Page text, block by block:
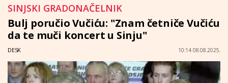
SINJSKI GRADONAČELNIK
Bulj poručio Vučiću: "Znam četniče Vučiću
da te muči koncert u Sinju"
DESK 10:14 08.08.2025.